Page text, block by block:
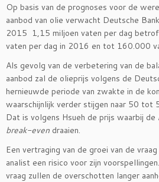
Op basis van de prognoses voor de
aanbod van olie verwacht Deutsche
2015 1,15 miljoen vaten per dag
vaten per dag in 2016 en tot 160.000
Als gevolg van de verbetering van de
aanbod zal de olieprijs volgens de
hernieuwde periode van zwakte in de
waarschijnlijk verder stijgen naar 50 tot
Dat is volgens Hsueh de prijs waarbij de
break-even draaien.
Een vertraging van de groei van de
analist een risico voor zijn
vraag zullen de overschotten langer